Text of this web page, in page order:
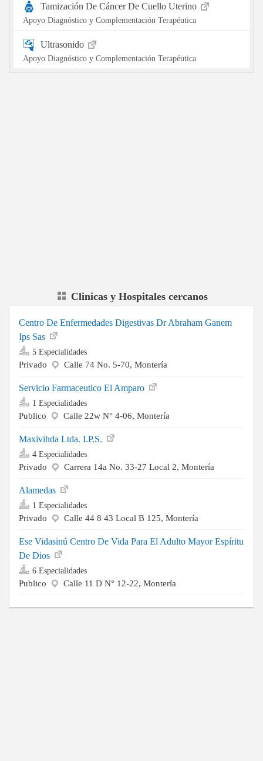
Tamización De Cáncer De Cuello Uterino
Apoyo Diagnóstico y Complementación Terapéutica
Ultrasonido
Apoyo Diagnóstico y Complementación Terapéutica
Clinicas y Hospitales cercanos
Centro De Enfermedades Digestivas Dr Abraham Ganem
Ips Sas
5 Especialidades
Privado Calle 74 No. 5-70, Montería
Servicio Farmaceutico El Amparo
1 Especialidades
Publico Calle 22w N° 4-06, Montería
Maxivihda Ltda. I.P.S.
4 Especialidades
Privado Carrera 14a No. 33-27 Local 2, Montería
Alamedas
1 Especialidades
Privado Calle 44 8 43 Local B 125, Montería
Ese Vidasinú Centro De Vida Para El Adulto Mayor Espíritu
De Dios
6 Especialidades
Publico Calle 11 D N° 12-22, Montería